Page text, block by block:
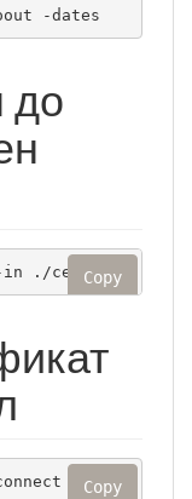
-dates
до
-in ./cert.crt
Copy
ya.ru:
Copy